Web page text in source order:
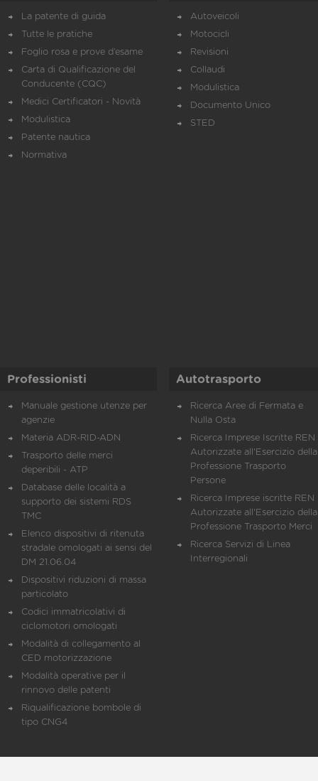
La patente di guida
Tutte le pratiche
Foglio rosa e prove d’esame
Carta di Qualificazione del
Conducente (CQC)
Medici Certificatori - Novità
Modulistica
Patente nautica
Normativa
Autoveicoli
Motocicli
Revisioni
Collaudi
Modulistica
Documento Unico
STED
Professionisti
Manuale gestione utenze per
agenzie
Materia ADR-RID-ADN
Trasporto delle merci
deperibili - ATP
Database delle località a
supporto dei sistemi RDS
TMC
Elenco dispositivi di ritenuta
stradale omologati ai sensi del
DM 21.06.04
Dispositivi riduzioni di massa
particolato
Codici immatricolativi di
ciclomotori omologati
Modalità di collegamento al
CED motorizzazione
Modalità operative per il
rinnovo delle patenti
Riqualificazione bombole di
tipo CNG4
Autotrasporto
Ricerca Aree di Fermata e
Nulla Osta
Ricerca Imprese Iscritte REN
Autorizzate all'Esercizio della
Professione Trasporto
Persone
Ricerca Imprese iscritte REN
Autorizzate all'Esercizio della
Professione Trasporto Merci
Ricerca Servizi di Linea
Interregionali